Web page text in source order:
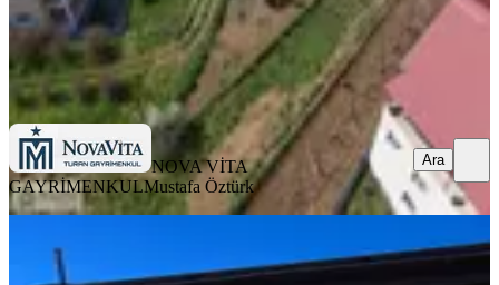
NOVA VİTA GAYRİMENKUL Mustafa Öztürk
Ara
NOVA VİTA
GAYRİMENKULMustafa Öztürk
Ara
Buca Karacaağaç Köyü 420 M2 Arsa
+ Sıfır Ağaç Ev